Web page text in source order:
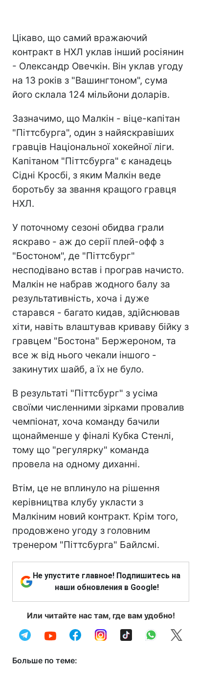
Цікаво, що самий вражаючий
контракт в НХЛ уклав інший росіянин
- Олександр Овечкін. Він уклав угоду
на 13 років з "Вашингтоном", сума
його склала 124 мільйони доларів.
Зазначимо, що Малкін - віце-капітан
"Піттсбурга", один з найяскравіших
гравців Національної хокейної ліги.
Капітаном "Піттсбурга" є канадець
Сідні Кросбі, з яким Малкін веде
боротьбу за звання кращого гравця
НХЛ.
У поточному сезоні обидва грали
яскраво - аж до серії плей-офф з
"Бостоном", де "Піттсбург"
несподівано встав і програв начисто.
Малкін не набрав жодного балу за
результативність, хоча і дуже
старався - багато кидав, здійснював
хіти, навіть влаштував криваву бійку з
гравцем "Бостона" Бержероном, та
все ж від нього чекали іншого -
закинутих шайб, а їх не було.
В результаті "Піттсбург" з усіма
своїми численними зірками провалив
чемпіонат, хоча команду бачили
щонайменше у фіналі Кубка Стенлі,
тому що "регулярку" команда
провела на одному диханні.
Втім, це не вплинуло на рішення
керівництва клубу укласти з
Малкіним новий контракт. Крім того,
продовжено угоду з головним
тренером "Піттсбурга" Байлсмі.
Не упустите главное! Подпишитесь на
наши обновления в Google!
Или читайте нас там, где вам удобно!
Больше по теме: